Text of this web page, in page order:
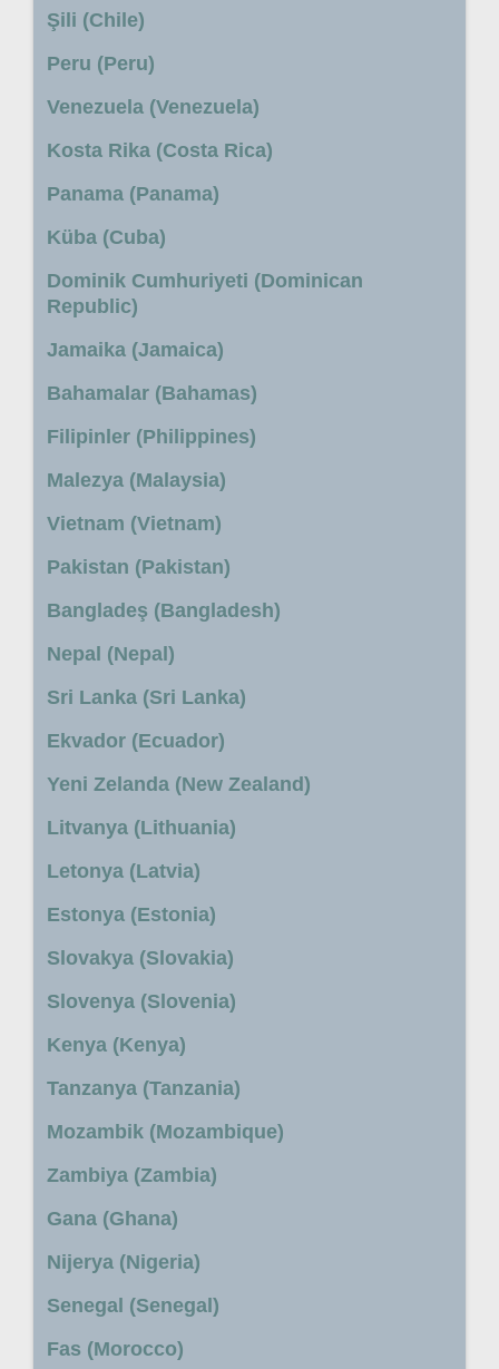
Şili (Chile)
Peru (Peru)
Venezuela (Venezuela)
Kosta Rika (Costa Rica)
Panama (Panama)
Küba (Cuba)
Dominik Cumhuriyeti (Dominican
Republic)
Jamaika (Jamaica)
Bahamalar (Bahamas)
Filipinler (Philippines)
Malezya (Malaysia)
Vietnam (Vietnam)
Pakistan (Pakistan)
Bangladeş (Bangladesh)
Nepal (Nepal)
Sri Lanka (Sri Lanka)
Ekvador (Ecuador)
Yeni Zelanda (New Zealand)
Litvanya (Lithuania)
Letonya (Latvia)
Estonya (Estonia)
Slovakya (Slovakia)
Slovenya (Slovenia)
Kenya (Kenya)
Tanzanya (Tanzania)
Mozambik (Mozambique)
Zambiya (Zambia)
Gana (Ghana)
Nijerya (Nigeria)
Senegal (Senegal)
Fas (Morocco)